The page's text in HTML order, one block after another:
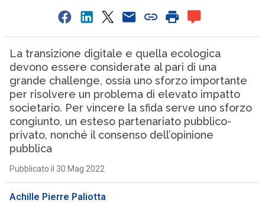
La transizione digitale e quella ecologica
devono essere considerate al pari di una
grande challenge, ossia uno sforzo importante
per risolvere un problema di elevato impatto
societario. Per vincere la sfida serve uno sforzo
congiunto, un esteso partenariato pubblico-
privato, nonché il consenso dell’opinione
pubblica
Pubblicato il 30 Mag 2022
Achille Pierre Paliotta